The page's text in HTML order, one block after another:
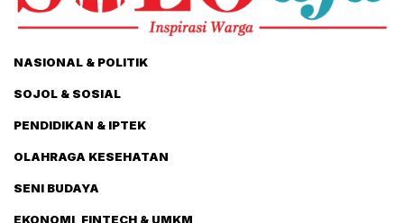
NASIONAL & POLITIK
SOJOL & SOSIAL
PENDIDIKAN & IPTEK
OLAHRAGA KESEHATAN
SENI BUDAYA
EKONOMI, FINTECH & UMKM